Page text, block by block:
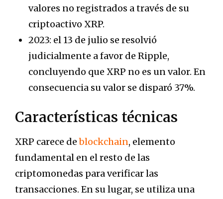
valores no registrados a través de su
criptoactivo XRP.
2023: el 13 de julio se resolvió
judicialmente a favor de Ripple,
concluyendo que XRP no es un valor. En
consecuencia su valor se disparó 37%.
Características técnicas
XRP carece deblockchain, elemento
fundamental en el resto de las
criptomonedas para verificar las
transacciones. En su lugar, se utiliza una